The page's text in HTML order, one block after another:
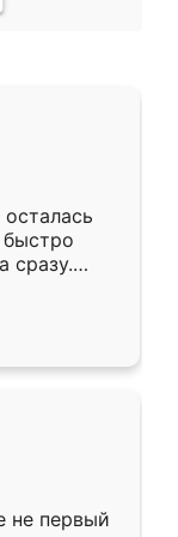
сразу.
к
Собрали
даже
не первый